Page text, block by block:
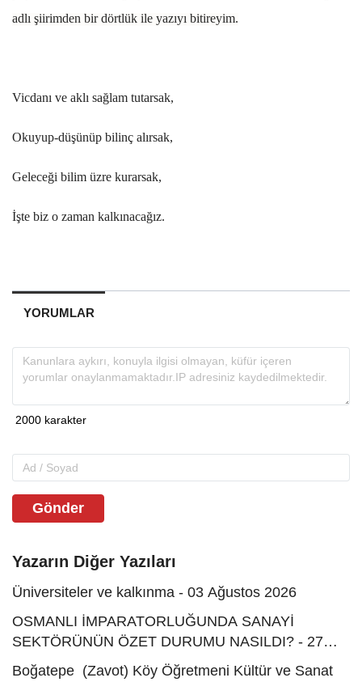
adlı şiirimden bir dörtlük ile yazıyı bitireyim.
Vicdanı ve aklı sağlam tutarsak,
Okuyup-düşünüp bilinç alırsak,
Geleceği bilim üzre kurarsak,
İşte biz o zaman kalkınacağız.
YORUMLAR
Gönder
Yazarın Diğer Yazıları
Üniversiteler ve kalkınma - 03 Ağustos 2026
OSMANLI İMPARATORLUĞUNDA SANAYİ
SEKTÖRÜNÜN ÖZET DURUMU NASILDI? - 27
Temmuz 2026
Boğatepe (Zavot) Köy Öğretmeni Kültür ve Sanat